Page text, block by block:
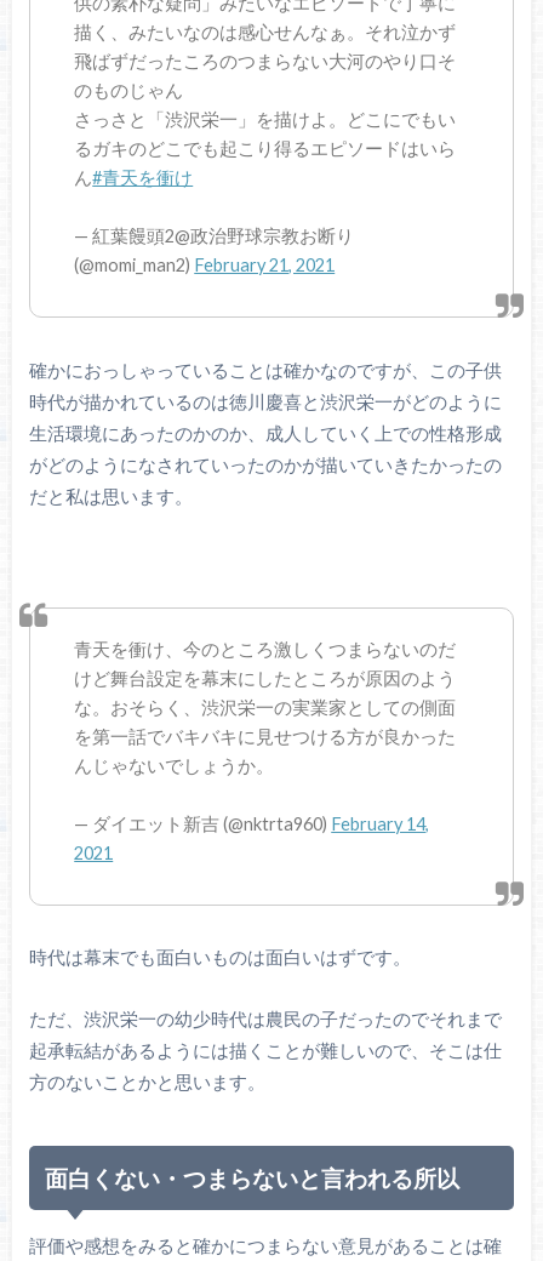
描く、みたいなのは感心せんなぁ。それ泣かず
飛ばずだったころのつまらない大河のやり口そ
のものじゃん
さっさと「渋沢栄一」を描けよ。どこにでもい
るガキのどこでも起こり得るエピソードはいら
ん#青天を衝け
— 紅葉饅頭2@政治野球宗教お断り
(@momi_man2) February 21, 2021
確かにおっしゃっていることは確かなのですが、この子供
時代が描かれているのは徳川慶喜と渋沢栄一がどのように
生活環境にあったのかのか、成人していく上での性格形成
がどのようになされていったのかが描いていきたかったの
だと私は思います。
青天を衝け、今のところ激しくつまらないのだ
けど舞台設定を幕末にしたところが原因のよう
な。おそらく、渋沢栄一の実業家としての側面
を第一話でバキバキに見せつける方が良かった
んじゃないでしょうか。
— ダイエット新吉 (@nktrta960) February 14,
2021
時代は幕末でも面白いものは面白いはずです。
ただ、渋沢栄一の幼少時代は農民の子だったのでそれまで
起承転結があるようには描くことが難しいので、そこは仕
方のないことかと思います。
面白くない・つまらないと言われる所以
評価や感想をみると確かにつまらない意見があることは確